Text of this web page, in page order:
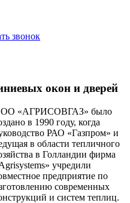
звонок
окон и дверей
«АГРИСОВГАЗ» было
в 1990 году, когда
РАО «Газпром» и
в области тепличного
в Голландии фирма
учредили
предприятие по
современных
и систем теплиц.